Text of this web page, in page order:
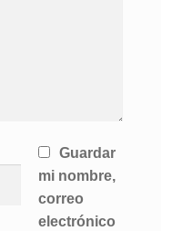
Guardar
mi nombre,
correo
electrónico